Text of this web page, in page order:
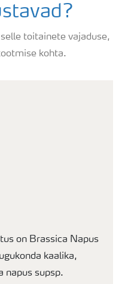
toitainete vajaduse,
kohta.
on Brassica Napus
kaalika,
napus supsp.